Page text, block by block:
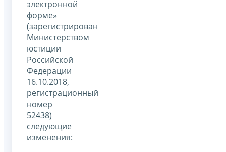
электронной
форме»
(зарегистрирован
Министерством
юстиции
Российской
Федерации
16.10.2018,
регистрационный
номер
52438)
следующие
изменения: